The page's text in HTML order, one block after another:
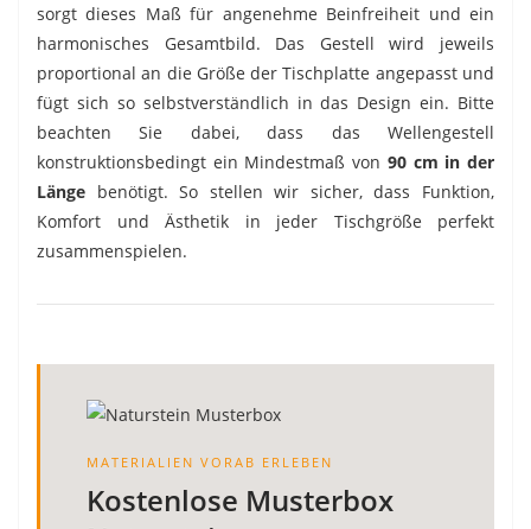
sorgt dieses Maß für angenehme Beinfreiheit und ein
harmonisches Gesamtbild. Das Gestell wird jeweils
proportional an die Größe der Tischplatte angepasst und
fügt sich so selbstverständlich in das Design ein. Bitte
beachten Sie dabei, dass das Wellengestell
konstruktionsbedingt ein Mindestmaß von 90 cm in der
Länge benötigt. So stellen wir sicher, dass Funktion,
Komfort und Ästhetik in jeder Tischgröße perfekt
zusammenspielen.
MATERIALIEN VORAB ERLEBEN
Kostenlose Musterbox